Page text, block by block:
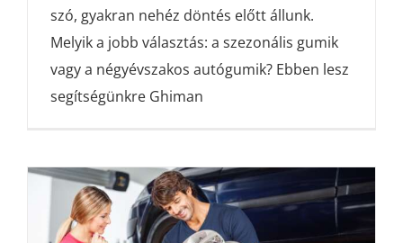
szó, gyakran nehéz döntés előtt állunk.
Melyik a jobb választás: a szezonális gumik
vagy a négyévszakos autógumik? Ebben lesz
segítségünkre Ghiman